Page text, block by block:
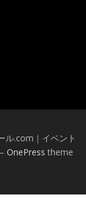
ル.com｜イベント
– OnePress theme